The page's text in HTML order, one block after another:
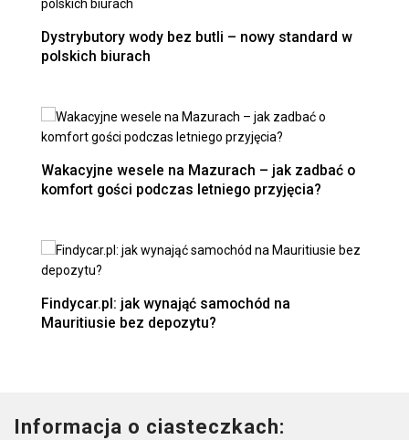
Dystrybutory wody bez butli – nowy standard w
polskich biurach
Wakacyjne wesele na Mazurach – jak zadbać o
komfort gości podczas letniego przyjęcia?
Findycar.pl: jak wynająć samochód na
Mauritiusie bez depozytu?
Informacja o ciasteczkach: